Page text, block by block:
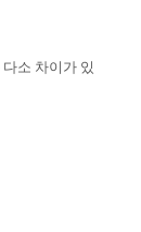
소 차이가 있